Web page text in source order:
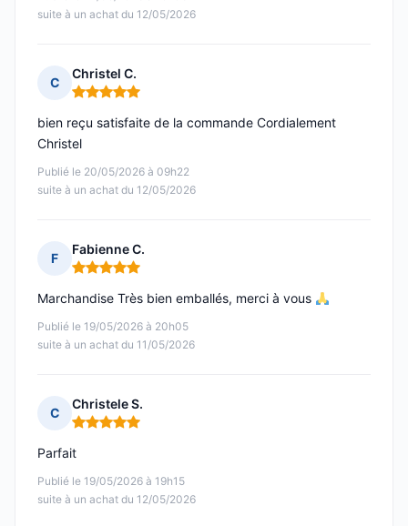
suite à un achat du 12/05/2026
C
Christel C.
Note : 5 sur 5
Publié le 20/05/2026 à 09h22
suite à un achat du 12/05/2026
bien reçu satisfaite de la commande Cordialement
Christel
F
Fabienne C.
Note : 5 sur 5
Publié le 19/05/2026 à 20h05
suite à un achat du 11/05/2026
Marchandise Très bien emballés, merci à vous
C
Christele S.
Note : 5 sur 5
Publié le 19/05/2026 à 19h15
suite à un achat du 12/05/2026
Parfait